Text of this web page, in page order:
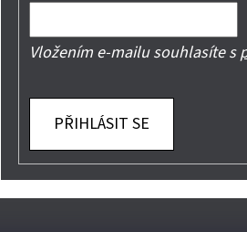
Vložením e-mailu souhlasíte s
PŘIHLÁSIT SE